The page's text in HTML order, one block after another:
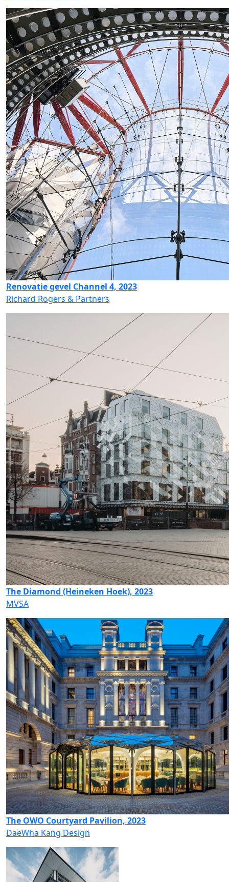
Renovatie gevel Channel 4, 2023
Richard Rogers & Partners
The Diamond (Heineken Hoek), 2023
MVSA
The OWO Courtyard Pavilion, 2023
DaeWha Kang Design